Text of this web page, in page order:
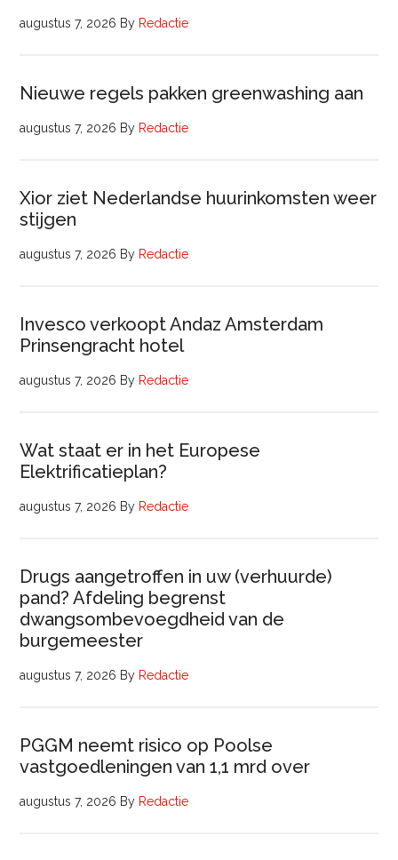
augustus 7, 2026 By Redactie
Nieuwe regels pakken greenwashing aan
augustus 7, 2026 By Redactie
Xior ziet Nederlandse huurinkomsten weer
stijgen
augustus 7, 2026 By Redactie
Invesco verkoopt Andaz Amsterdam
Prinsengracht hotel
augustus 7, 2026 By Redactie
Wat staat er in het Europese
Elektrificatieplan?
augustus 7, 2026 By Redactie
Drugs aangetroffen in uw (verhuurde)
pand? Afdeling begrenst
dwangsombevoegdheid van de
burgemeester
augustus 7, 2026 By Redactie
PGGM neemt risico op Poolse
vastgoedleningen van 1,1 mrd over
augustus 7, 2026 By Redactie